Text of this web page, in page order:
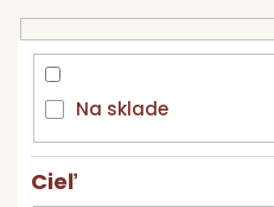
r
o
Na sklade
Cieľ